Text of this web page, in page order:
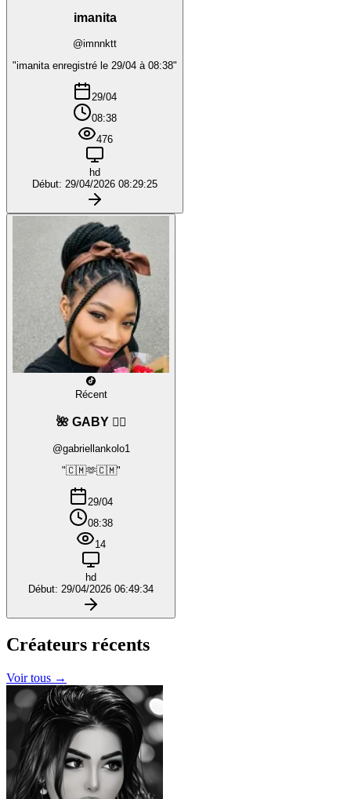
imanita
@imnnktt
"imanita enregistré le 29/04 à 08:38"
29/04
08:38
476
hd
Début: 29/04/2026 08:29:25
Récent
🌺 GABY ❤️‍🔥
@gabriellankolo1
"🇨🇲🫶🇨🇲"
29/04
08:38
14
hd
Début: 29/04/2026 06:49:34
Créateurs récents
Voir tous →